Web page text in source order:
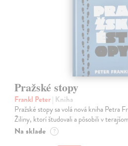
Pražské stopy
Frankl Peter| Kniha
Pražské stopy sa volá nová kniha Petra
Žiliny, ktorí študovali a pôsobili v
Na sklade ?